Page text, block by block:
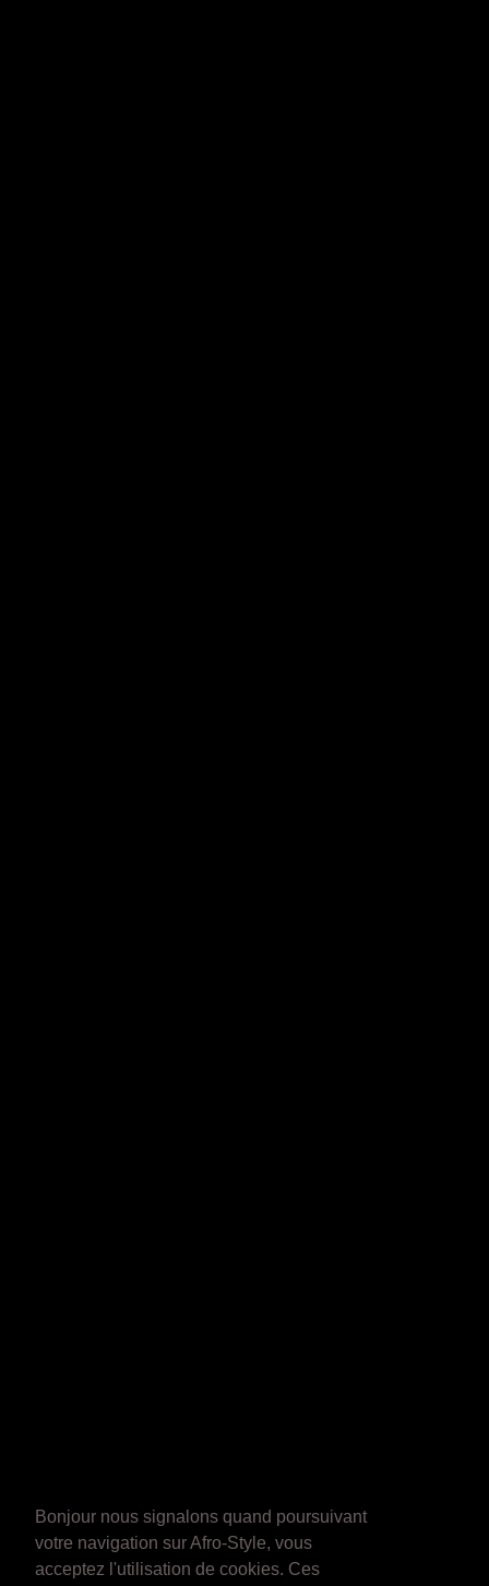
Bonjour nous signalons quand poursuivant
votre navigation sur Afro-Style, vous
acceptez l'utilisation de cookies. Ces